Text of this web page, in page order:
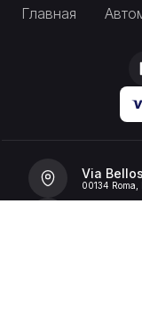
Главная
Via
00134 Roma,